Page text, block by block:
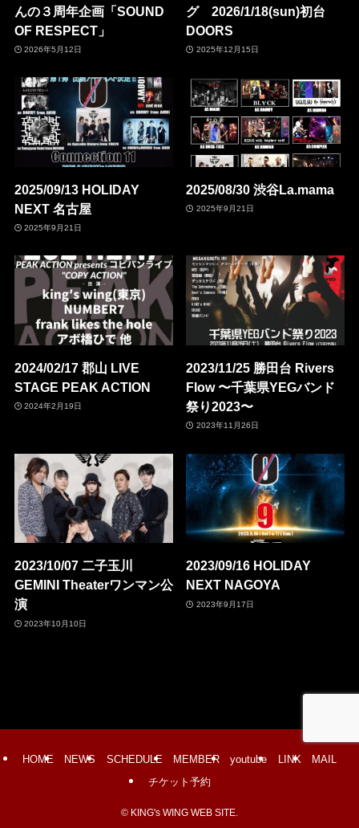
んの３周年企画「SOUND
OF RESPECT」
2026年5月12日
グ 2026/1/18(sun)初台
DOORS
2025年12月15日
2025/09/13 HOLIDAY
NEXT 名古屋
2025年9月21日
2025/08/30 渋谷La.mama
2025年9月21日
2024/02/17 郡山 LIVE
STAGE PEAK ACTION
2024年2月19日
2023/11/25 勝田台 Rivers
Flow 〜千葉県YEGバンド
祭り2023〜
2023年11月26日
2023/10/07 二子玉川
GEMINI Theaterワンマン公
演
2023年10月10日
2023/09/16 HOLIDAY
NEXT NAGOYA
2023年9月17日
HOME NEWS SCHEDULE MEMBER youtube LINK
MAIL
チケット予約
© KING's WING WEB SITE.